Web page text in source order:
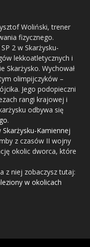
Woliński, trener
fizycznego.
2 w Skarżysku-
lekkoatletycznych i
Skarżysko. Wychował
olimpijczyków –
Jego podopieczni
rangi krajowej i
odbywa się
.
Kamiennej
z czasów II wojny
okolic dworca, które
z niej zobaczysz tutaj:
w okolicach